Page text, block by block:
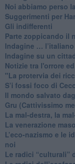
Noi abbiamo perso
Suggerimenti per
​Gli indifferenti
Parte zoppicando il
​Indagine …
Indagine su un
Notizie tra l'orrore
"La protervia dei
S’i fossi foco di
​Il mondo salvato
Gru (Cattivissimo
​La mal-destra, la
​La venerazione
​L’eco-nazismo e le
noi
​Le radici “culturali”